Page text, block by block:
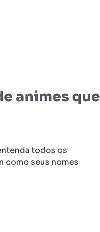
animes que
todos os
como seus nomes